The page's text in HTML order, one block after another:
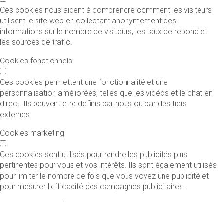
Ces cookies nous aident à comprendre comment les visiteurs
utilisent le site web en collectant anonymement des
informations sur le nombre de visiteurs, les taux de rebond et
les sources de trafic.
Cookies fonctionnels
Ces cookies permettent une fonctionnalité et une
personnalisation améliorées, telles que les vidéos et le chat en
direct. Ils peuvent être définis par nous ou par des tiers
externes.
Cookies marketing
Ces cookies sont utilisés pour rendre les publicités plus
pertinentes pour vous et vos intérêts. Ils sont également utilisés
pour limiter le nombre de fois que vous voyez une publicité et
pour mesurer l'efficacité des campagnes publicitaires.